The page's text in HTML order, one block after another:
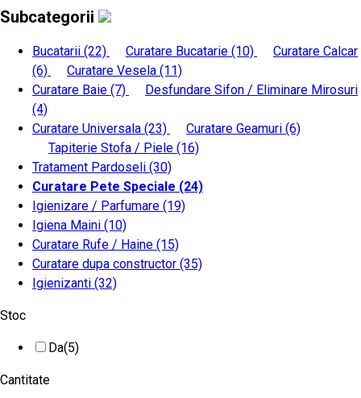
Subcategorii
Bucatarii (22) Curatare Bucatarie (10)
Curatare Calcar
(6)
Curatare Vesela (11)
Curatare Baie (7)
Desfundare Sifon / Eliminare Mirosuri
(4)
Curatare Universala (23) Curatare Geamuri (6)
Tapiterie Stofa / Piele (16)
Tratament Pardoseli (30)
Curatare Pete Speciale (24)
Igienizare / Parfumare (19)
Igiena Maini (10)
Curatare Rufe / Haine (15)
Curatare dupa constructor (35)
Igienizanti (32)
Stoc
Da(5)
Cantitate